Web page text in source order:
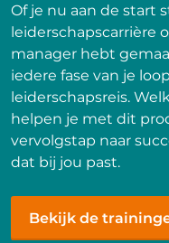
Of je nu aan de start
leiderschapscarrière
manager hebt
iedere fase van je
leiderschapsreis.
helpen je met dit
vervolgstap naar
dat bij jou past.
Bekijk de